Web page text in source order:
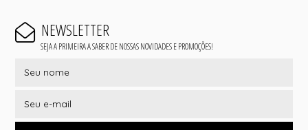
NEWSLETTER
SEJA A PRIMEIRA A SABER DE NOSSAS NOVIDADES E PROMOÇÕES!